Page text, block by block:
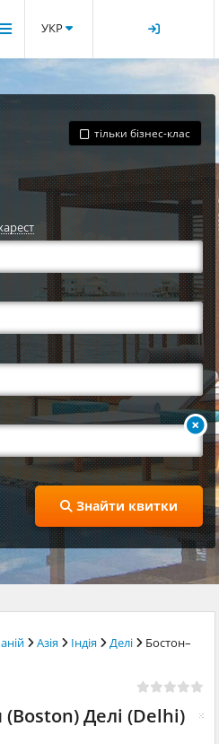
УКР
тільки бізнес-клас
Знайти квитки
Азія Індія Делі
Бостон–
Делі (Delhi)